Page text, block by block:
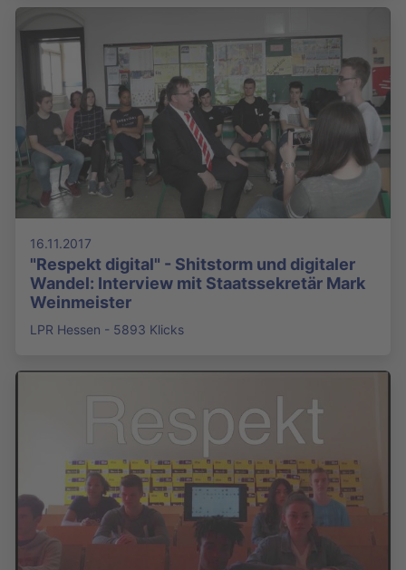
16.11.2017
"Respekt digital" - Shitstorm und digitaler
Wandel: Interview mit Staatssekretär Mark
Weinmeister
LPR Hessen - 5893 Klicks